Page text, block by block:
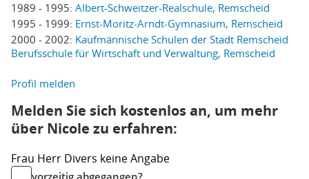
1989 - 1995: Albert-Schweitzer-Realschule, Remscheid
1995 - 1999: Ernst-Moritz-Arndt-Gymnasium, Remscheid
2000 - 2002: Kaufmännische Schulen der Stadt Remscheid
Berufsschule für Wirtschaft und Verwaltung, Remscheid
Profil melden
Melden Sie sich kostenlos an, um mehr
über Nicole zu erfahren:
Frau Herr Divers keine Angabe
vorzeitig abgegangen?